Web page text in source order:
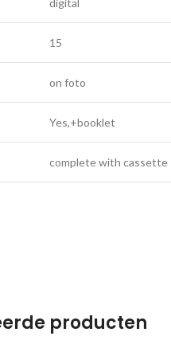
digital
15
on foto
Yes,+booklet
complete with cassette
producten